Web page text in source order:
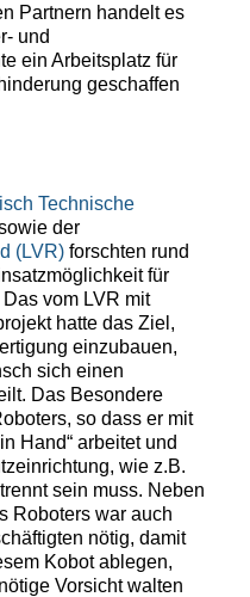
Partnern handelt es
und
ein Arbeitsplatz für
geschaffen
Technische
der
(LVR)forschten rund
für
vom LVR mit
hatte das Ziel,
einzubauen,
sich einen
Das Besondere
so dass er mit
Hand“ arbeitet und
wie z.B.
sein muss. Neben
Roboters war auch
nötig, damit
Kobot ablegen,
Vorsicht walten